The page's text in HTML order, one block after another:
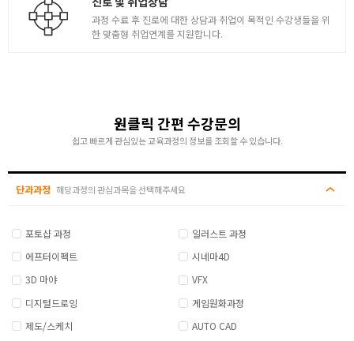
게임캐릭터 창작 2
- 게임캐릭터의 아이템
- 의상스케치 선정리 레이어정리 기본 명암흐름 세팅
- 러프 베리에이션 / 게임캐릭터 설계도 만들기
- 캐릭터 디자인 디퓨즈컬러링
( 베리에이션 이후 2개 이상의 컨셉 스케치 제작 )
( 정면 / 정측면 / 측면 / 뒷면 )
- 실루엣 드로잉으로 현재 캐릭터의 존재감 체크
- 바디 의상 분리 후 작업 진행
- 의상컬러링 디테일 전체적인 완성을 위한 작업
과정 수료 후 진로에 대한 상담과 취업이 목적인 수강생들을 위
한 맞춤형 취업연계를 지원합니다.
원클릭 간편 수강문의
쉽고 빠르게 관심있는 교육과정의 정보를 조회할 수 있습니다.
단과과정 해당과정의 관심과목을 선택해주세요
포토샵 과정
일러스트 과정
에프터이펙트
시네마4D
3D 마야
VFX
디지털드로잉
게임원화과정
제도/스케치
AUTO CAD